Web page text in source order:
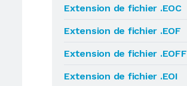
Extension de fichier .EOC
Extension de fichier .EOF
Extension de fichier .EOFF
Extension de fichier .EOI